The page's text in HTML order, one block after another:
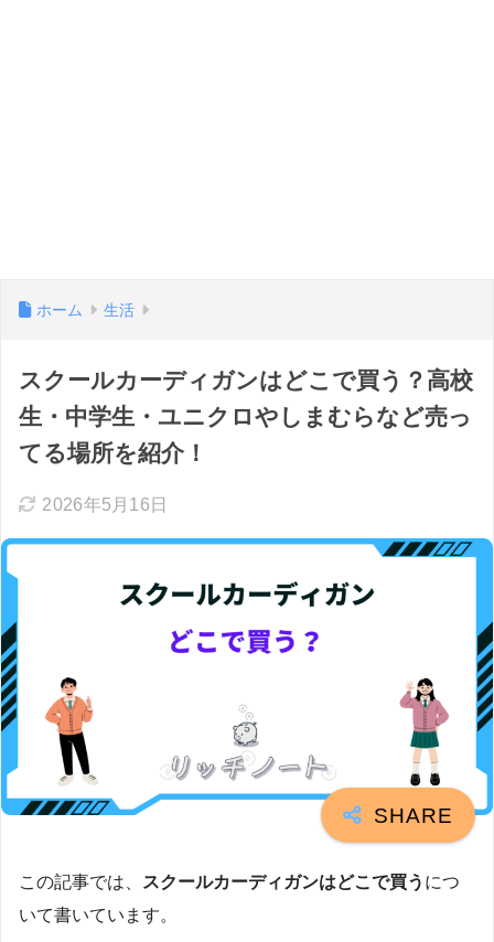
ホーム 生活
スクールカーディガンはどこで買う？高校
生・中学生・ユニクロやしまむらなど売っ
てる場所を紹介！
2026年5月16日
この記事では、 スクールカーディガンはどこで買う につ
いて書いています。